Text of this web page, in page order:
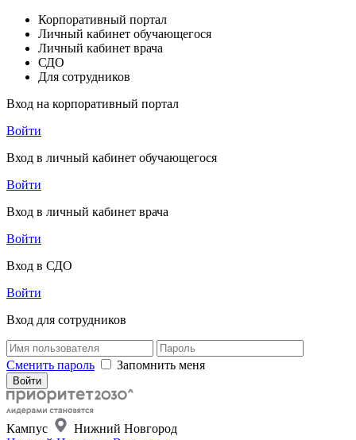
Корпоративный портал
Личный кабинет обучающегося
Личный кабинет врача
СДО
Для сотрудников
Вход на корпоративный портал
Войти
Вход в личный кабинет обучающегося
Войти
Вход в личный кабинет врача
Войти
Вход в СДО
Войти
Вход для сотрудников
Сменить пароль Запомнить меня
Кампус
Нижний Новгород